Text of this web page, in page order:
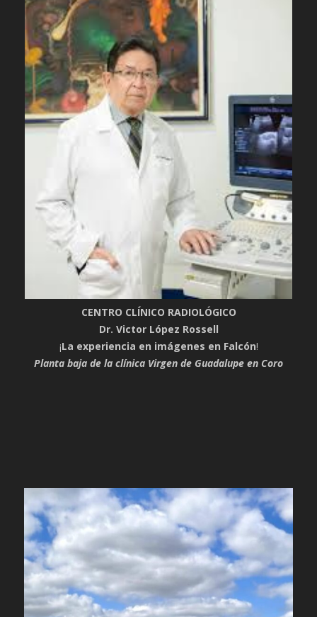
CENTRO CLÍNICO RADIOLÓGICO
Dr. Victor López Rossell
¡La experiencia en imágenes en Falcón!
Planta baja de la clínica Virgen de Guadalupe en Coro